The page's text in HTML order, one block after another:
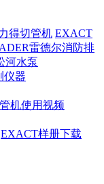
得切管机 EXACT
雷德尔消防排
河水泵
仪器
机使用视频
EXACT样册下载